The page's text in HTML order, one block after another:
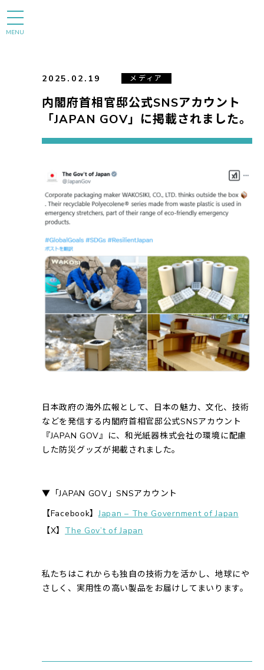
MENU
2025.02.19 メディア
内閣府首相官邸公式SNSアカウント
「JAPAN GOV」に掲載されました。
日本政府の海外広報として、日本の魅力、文化、技術
などを発信する内閣府首相官邸公式SNSアカウント
『JAPAN GOV』に、和光紙器株式会社の環境に配慮
した防災グッズが掲載されました。
▼「JAPAN GOV」SNSアカウント
【Facebook】Japan – The Government of Japan
【X】 The Gov’t of Japan
私たちはこれからも独自の技術力を活かし、地球にや
さしく、実用性の高い製品をお届けしてまいります。